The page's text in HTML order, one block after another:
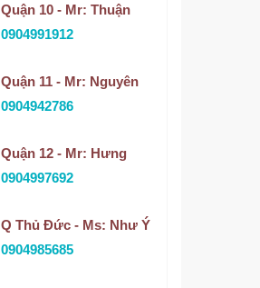
Quận 10 - Mr: Thuận
0904991912
Quận 11 - Mr: Nguyên
0904942786
Quận 12 - Mr: Hưng
0904997692
Q Thủ Đức - Ms: Như Ý
0904985685